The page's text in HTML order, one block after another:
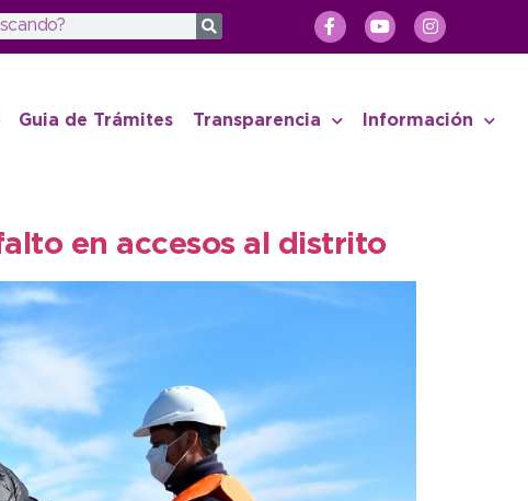
Guia de Trámites Transparencia Información
en accesos al distrito